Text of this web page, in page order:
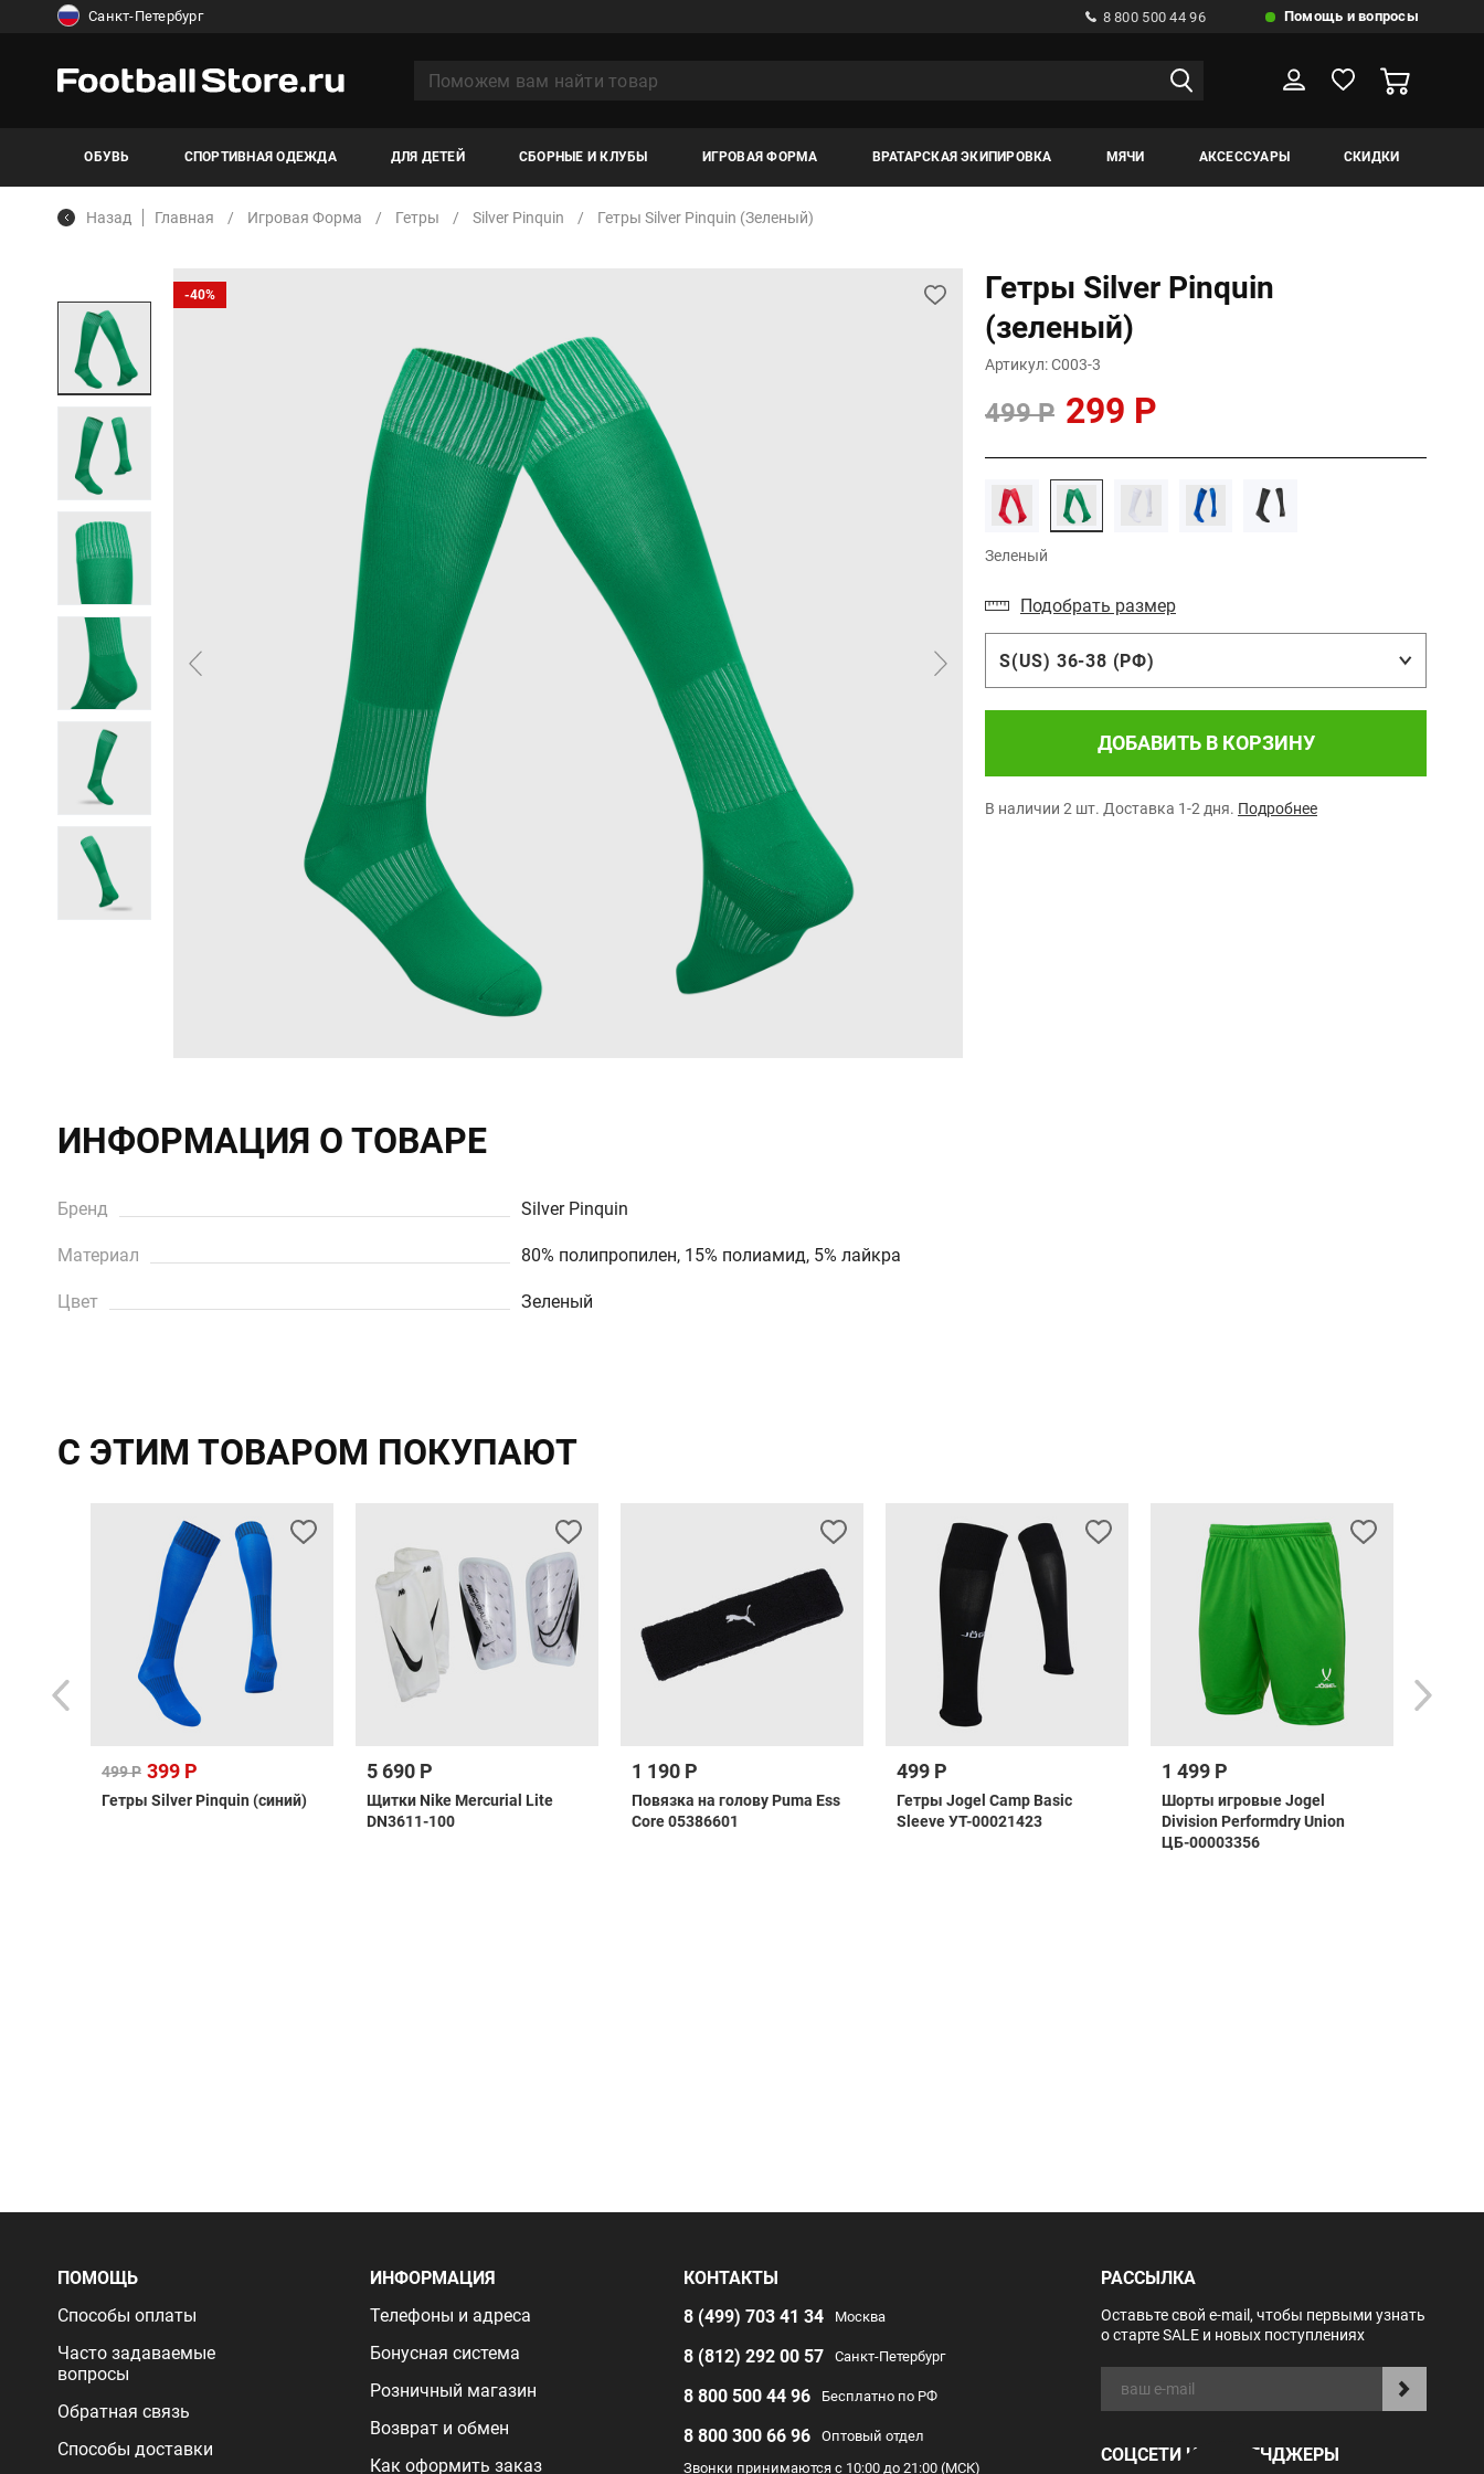
Санкт-Петербург 8 800 500 44 96 Помощь и вопросы
ОБУВЬ СПОРТИВНАЯ ОДЕЖДА ДЛЯ ДЕТЕЙ СБОРНЫЕ И КЛУБЫ ИГРОВАЯ ФОРМА ВРАТАРСКАЯ ЭКИПИРОВКА МЯЧИ АКСЕССУАРЫ СКИДКИ
Назад Главная Игровая Форма Гетры Silver Pinquin Гетры Silver Pinquin (зеленый)
-40%
Гетры Silver Pinquin
(зеленый)
Артикул: С003-3
499 Р 299 Р
Зеленый
Подобрать размер
S(US) 36-38 (РФ)
ДОБАВИТЬ В КОРЗИНУ
В наличии 2 шт. Доставка 1-2 дня. Подробнее
ИНФОРМАЦИЯ О ТОВАРЕ
Бренд Silver Pinquin
Материал 80% полипропилен, 15% полиамид, 5% лайкра
Цвет Зеленый
С ЭТИМ ТОВАРОМ ПОКУПАЮТ
499 Р 399 Р
Гетры Silver Pinquin (синий)
5 690 Р
Щитки Nike Mercurial Lite
DN3611-100
1 190 Р
Повязка на голову Puma Ess
Core 05386601
499 Р
Гетры Jogel Camp Basic
Sleeve УТ-00021423
1 499 Р
Шорты игровые Jogel
Division Performdry Union
ЦБ-00003356
ПОМОЩЬ
Способы оплаты
Часто задаваемые
вопросы
Обратная связь
Способы доставки
ИНФОРМАЦИЯ
Телефоны и адреса
Бонусная система
Розничный магазин
Возврат и обмен
Как оформить заказ
КОНТАКТЫ
8 (499) 703 41 34
Москва
8 (812) 292 00 57 Санкт-Петербург
8 800 500 44 96 Бесплатно по РФ
8 800 300 66 96
Оптовый отдел
Звонки принимаются с 10:00 до 21:00 (МСК)
РАССЫЛКА
Оставьте свой e-mail, чтобы первыми узнать
о старте SALE и новых поступлениях
СОЦСЕТИ И МЕССЕНДЖЕРЫ